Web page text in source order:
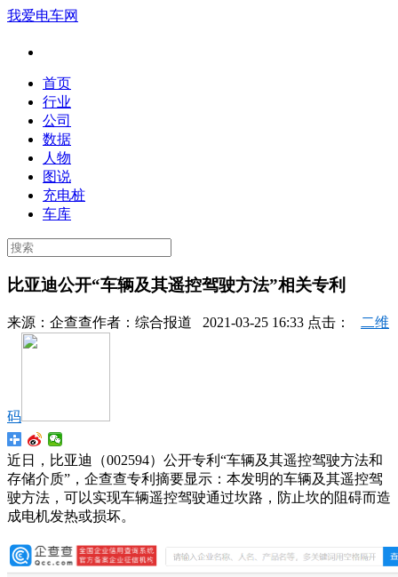
我爱电车网
首页
行业
公司
数据
人物
图说
充电桩
车库
比亚迪公开“车辆及其遥控驾驶方法”相关专利
来源： 企查查作者： 综合报道 2021-03-25 16:33 点击： 二维
码
近日，比亚迪（002594）公开专利“车辆及其遥控驾驶方法和
存储介质”，企查查专利摘要显示：本发明的车辆及其遥控驾
驶方法，可以实现车辆遥控驾驶通过坎路，防止坎的阻碍而造
成电机发热或损坏。